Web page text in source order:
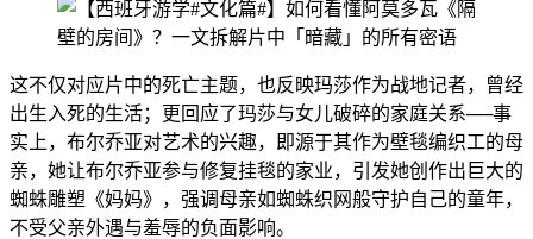
这不仅对应片中的死亡主题，也反映玛莎作为战地记者，曾经
出生入死的生活；更回应了玛莎与女儿破碎的家庭关系──事
实上，布尔乔亚对艺术的兴趣，即源于其作为壁毯编织工的母
亲，她让布尔乔亚参与修复挂毯的家业，引发她创作出巨大的
蜘蛛雕塑《妈妈》，强调母亲如蜘蛛织网般守护自己的童年，
不受父亲外遇与羞辱的负面影响。